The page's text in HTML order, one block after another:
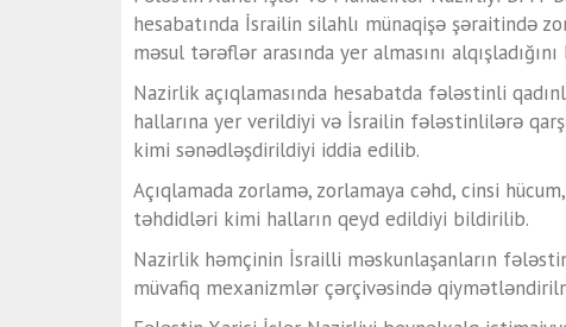
hesabatında İsrailin silahlı münaqişə şəraitində
məsul tərəflər arasında yer almasını
Nazirlik açıqlamasında hesabatda fələstinli
hallarına yer verildiyi və İsrailin fələstinlilərə
kimi sənədləşdirildiyi iddia edilib.
Açıqlamada zorlamə, zorlamaya cəhd, cinsi
təhdidləri kimi halların qeyd edildiyi bildirilib.
Nazirlik həmçinin İsrailli məskunlaşanların
müvafiq mexanizmlər çərçivəsində